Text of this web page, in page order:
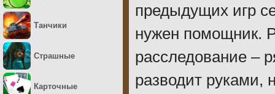
предыдущих игр
нужен помощник.
расследование –
разводит руками,
Танчики
Страшные
Карточные